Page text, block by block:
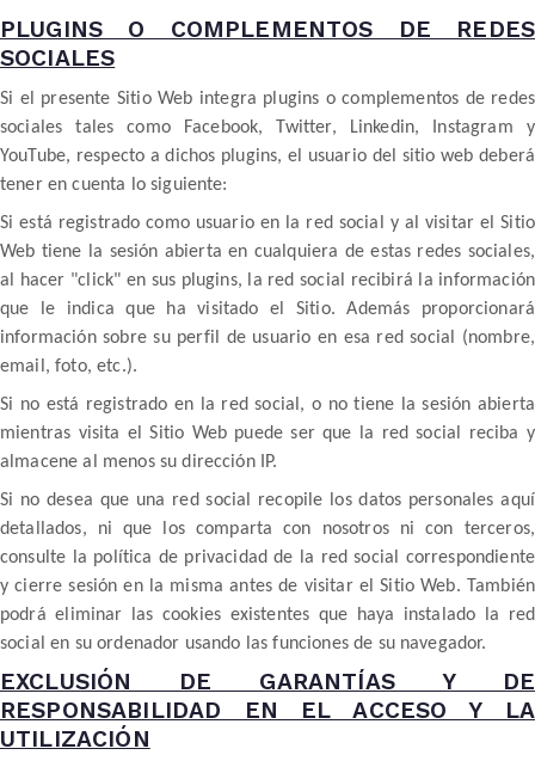
PLUGINS O COMPLEMENTOS DE REDES
SOCIALES
Si el presente Sitio Web integra plugins o complementos de redes
sociales tales como Facebook, Twitter, Linkedin, Instagram y
YouTube, respecto a dichos plugins, el usuario del sitio web deberá
tener en cuenta lo siguiente:
Si está registrado como usuario en la red social y al visitar el Sitio
Web tiene la sesión abierta en cualquiera de estas redes sociales,
al hacer "click" en sus plugins, la red social recibirá la información
que le indica que ha visitado el Sitio. Además proporcionará
información sobre su perfil de usuario en esa red social (nombre,
email, foto, etc.).
Si no está registrado en la red social, o no tiene la sesión abierta
mientras visita el Sitio Web puede ser que la red social reciba y
almacene al menos su dirección IP.
Si no desea que una red social recopile los datos personales aquí
detallados, ni que los comparta con nosotros ni con terceros,
consulte la política de privacidad de la red social correspondiente
y cierre sesión en la misma antes de visitar el Sitio Web. También
podrá eliminar las cookies existentes que haya instalado la red
social en su ordenador usando las funciones de su navegador.
EXCLUSIÓN DE GARANTÍAS Y DE
RESPONSABILIDAD EN EL ACCESO Y LA
UTILIZACIÓN